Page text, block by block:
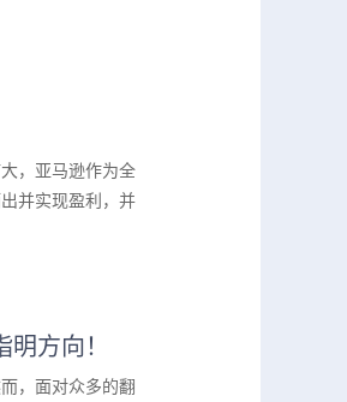
，亚马逊作为全
并实现盈利，并
方向！
，面对众多的翻